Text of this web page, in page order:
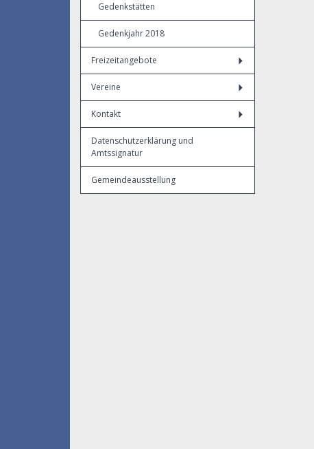
Gedenkstätten
Gedenkjahr 2018
Freizeitangebote
Vereine
Kontakt
Datenschutzerklärung und
Amtssignatur
Gemeindeausstellung